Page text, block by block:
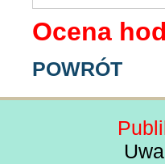
Ocena
POWRÓT